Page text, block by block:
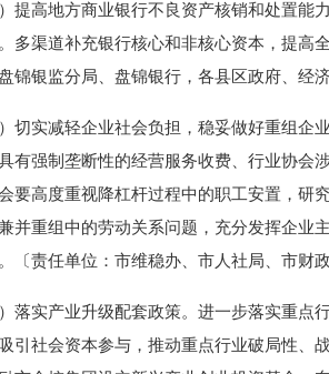
高地方商业银行不良资产核销和处置能力
多渠道补充银行核心和非核心资本，提高
锦银监分局、盘锦银行，各县区政府、经
实减轻企业社会负担，稳妥做好重组企业
有强制垄断性的经营服务收费、行业协会
要高度重视降杠杆过程中的职工安置，研
并重组中的劳动关系问题，充分发挥企业
〔责任单位：市维稳办、市人社局、市财
实产业升级配套政策。进一步落实重点行
引社会资本参与，推动重点行业破局性、